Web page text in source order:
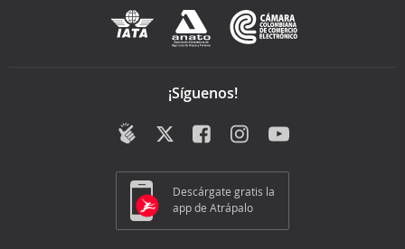
¡Síguenos!
Descárgate gratis la
app de Atrápalo